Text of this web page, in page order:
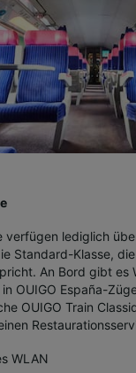
verfügen lediglich
Standard-Klasse,
An Bord gibt es
OUIGO España-
OUIGO Train
WLAN